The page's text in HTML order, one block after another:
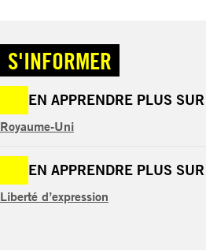
S'INFORMER
EN APPRENDRE PLUS
Royaume-Uni
EN APPRENDRE PLUS
Liberté d’expression